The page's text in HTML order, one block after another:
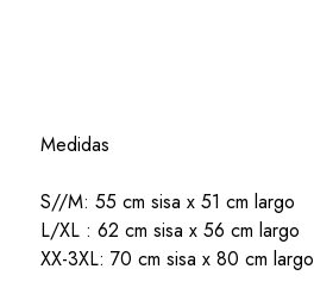
Medidas
S//M: 55 cm sisa x 51 cm largo
L/XL : 62 cm sisa x 56 cm largo
XX-3XL: 70 cm sisa x 80 cm largo